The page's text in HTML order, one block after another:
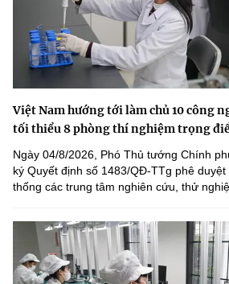
Việt Nam hướng tới làm chủ 10 công
tối thiểu 8 phòng thí nghiệm trọng
Ngày 04/8/2026, Phó Thủ tướng Chính
ký Quyết định số 1483/QĐ-TTg phê
thống các trung tâm nghiên cứu, thử